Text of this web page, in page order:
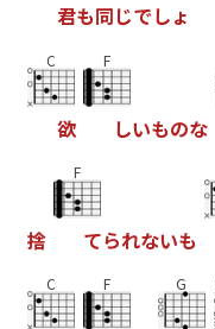
君も同じでしょ
C
欲
F
しいものな
捨
F
てられないも
C F G